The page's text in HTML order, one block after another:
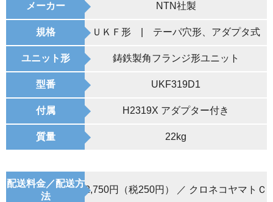
メーカー NTN社製
規格 ＵＫＦ形 | テーパ穴形、アダプタ式
ユニット形 鋳鉄製角フランジ形ユニット
型番 UKF319D1
付属 H2319X アダプター付き
質量 22kg
配送料金／配送方
法
2,750円（税250円） ／ クロネコヤマトＣ